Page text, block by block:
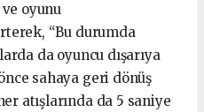
oyunu
“Bu durumda
da oyuncu dışarıya
sahaya geri dönüş
atışlarında da 5 saniye